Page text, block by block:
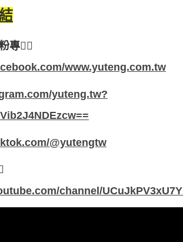
專👉🏻
www.yuteng.com.tw
yuteng.tw?
@yutengtw
channel/